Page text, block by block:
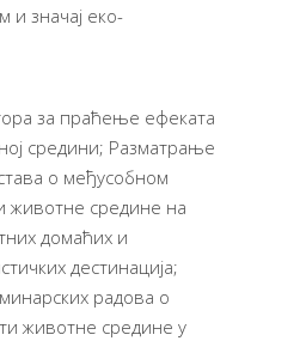
и значај еко-
за праћење ефеката
средини; Разматрање
о међусобном
животне средине на
домаћих и
дестинација;
радова о
животне средине у